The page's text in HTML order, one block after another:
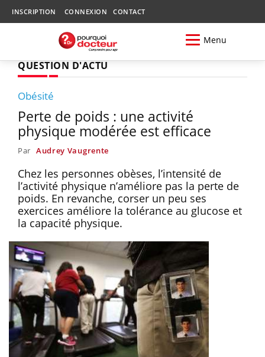
INSCRIPTION CONNEXION CONTACT
Menu
QUESTION D'ACTU
Obésité
Perte de poids : une activité
physique modérée est efficace
Par Audrey Vaugrente
Chez les personnes obèses, l’intensité de
l’activité physique n’améliore pas la perte de
poids. En revanche, corser un peu ses
exercices améliore la tolérance au glucose et
la capacité physique.